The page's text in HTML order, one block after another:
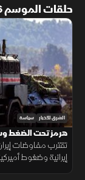
حلقات الموسم 2026
الشرق للأخبار سياسة
هرمز تحت الضغط
تقترب مفاوضات
إيرانية وضغوط